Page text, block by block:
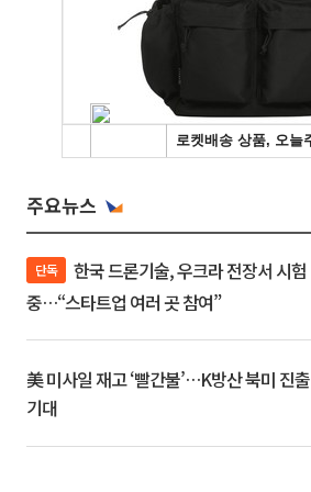
주요뉴스
단독
중…“스타트업 여러 곳 참여”
美 미사일 재고 ‘빨간불’…K방산 북미 진출
기대